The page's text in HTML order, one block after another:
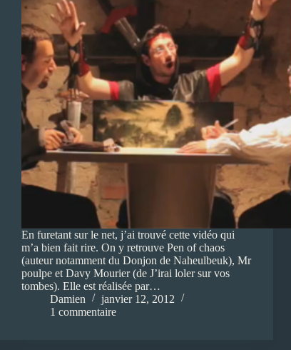
En furetant sur le net, j’ai trouvé cette vidéo qui
m’a bien fait rire. On y retrouve Pen of chaos
(auteur notamment du Donjon de Naheulbeuk), Mr
poulpe et Davy Mourier (de J’irai loler sur vos
tombes). Elle est réalisée par…
Damien
janvier 12, 2012
1 commentaire